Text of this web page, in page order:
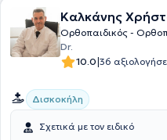
Καλκάνης
Ορθοπαιδικός -
Dr.
10.0|36
Δισκοκήλη
Σχετικά με τον ειδικό